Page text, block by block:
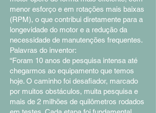
menor esforço e em rotações mais baixas
(RPM), o que contribui diretamente para a
longevidade do motor e a redução da
necessidade de manutenções frequentes.
Palavras do inventor:
“Foram 10 anos de pesquisa intensa até
chegarmos ao equipamento que temos
hoje. O caminho foi desafiador, marcado
por muitos obstáculos, muita pesquisa e
mais de 2 milhões de quilômetros rodados